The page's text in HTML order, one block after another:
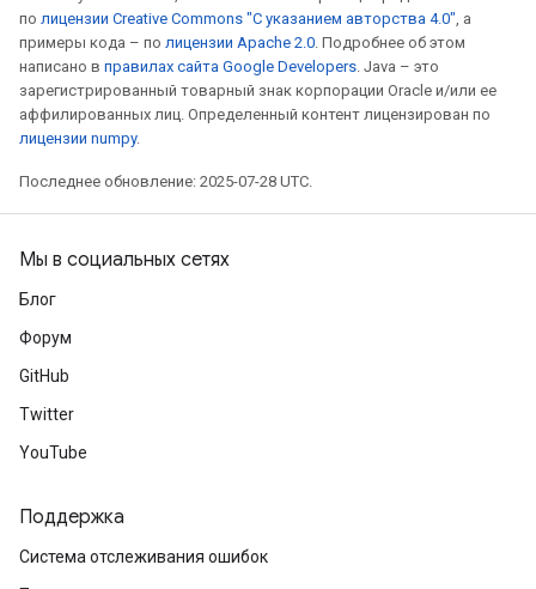
по лицензии Creative Commons "С указанием авторства 4.0", а
примеры кода – по лицензии Apache 2.0. Подробнее об этом
написано в правилах сайта Google Developers. Java – это
зарегистрированный товарный знак корпорации Oracle и/или ее
аффилированных лиц. Определенный контент лицензирован по
лицензии numpy.
Последнее обновление: 2025-07-28 UTC.
Мы в социальных сетях
Блог
Форум
GitHub
Twitter
YouTube
Поддержка
Система отслеживания ошибок